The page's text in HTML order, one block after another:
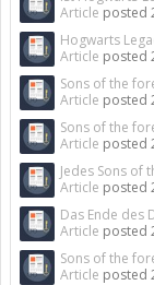
Article posted
Hogwarts
Article posted
Sons of the
Article posted
Sons of the
Article posted
Jedes Sons of
Article posted
Das Ende des
Article posted
Sons of the
Article posted